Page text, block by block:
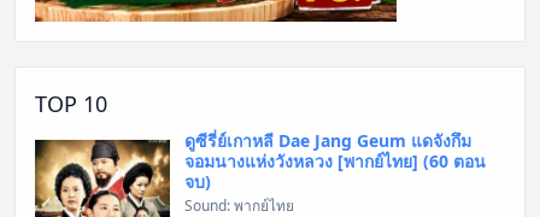
TOP 10
ดูซีรี่ย์เกาหลี Dae Jang Geum แดจังกึม
จอมนางแห่งวังหลวง [พากย์ไทย] (60 ตอน
จบ)
Sound: พากย์ไทย